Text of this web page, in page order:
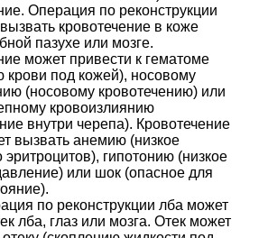
Операция по реконструкции
кровотечение в коже
пазухе или мозге.
может привести к гематоме
крови под кожей), носовому
(носовому кровотечению) или
кровоизлиянию
внутри черепа). Кровотечение
вызвать анемию (низкое
эритроцитов), гипотонию (низкое
или шок (опасное для
по реконструкции лба может
лба, глаз или мозга. Отек может